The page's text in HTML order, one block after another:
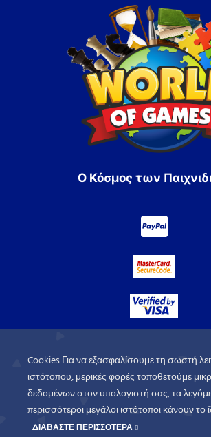
Ο Κόσμος των
Cookies Για να εξασφαλίσουμε τη σωστή
ιστότοπου, μερικές φορές τοποθετούμε
δεδομένων στον υπολογιστή σας, τα
περισσότεροι μεγάλοι ιστότοποι κάνουν το
ΔΙΑΒΑΣΤΕ ΠΕΡΙΣΣΟΤΕΡΑ